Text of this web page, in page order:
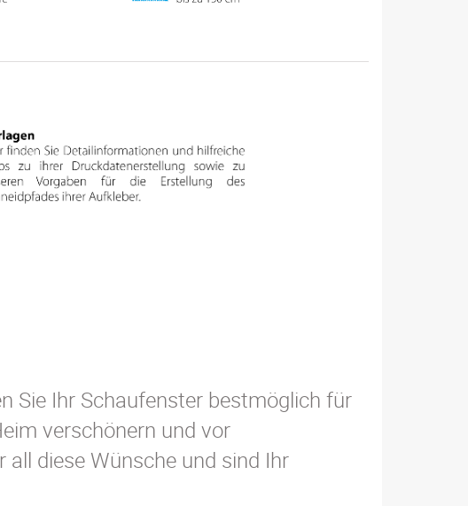
Sie Ihr Schaufenster bestmöglich für
verschönern und vor
diese Wünsche und sind Ihr